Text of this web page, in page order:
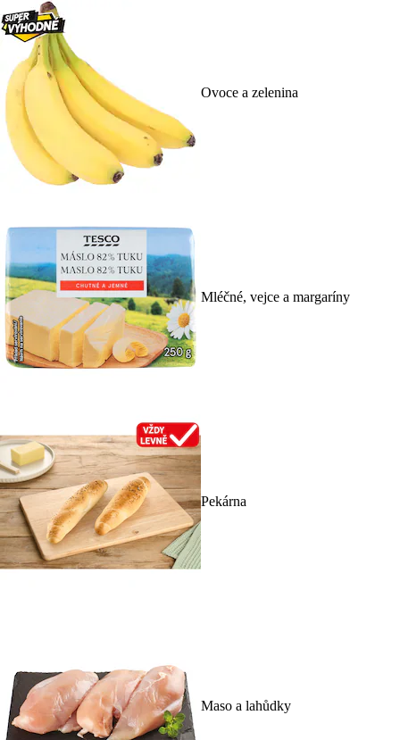
Ovoce a zelenina
Mléčné, vejce a margaríny
Pekárna
Maso a lahůdky